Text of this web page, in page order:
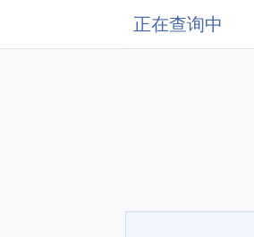
正在查询中